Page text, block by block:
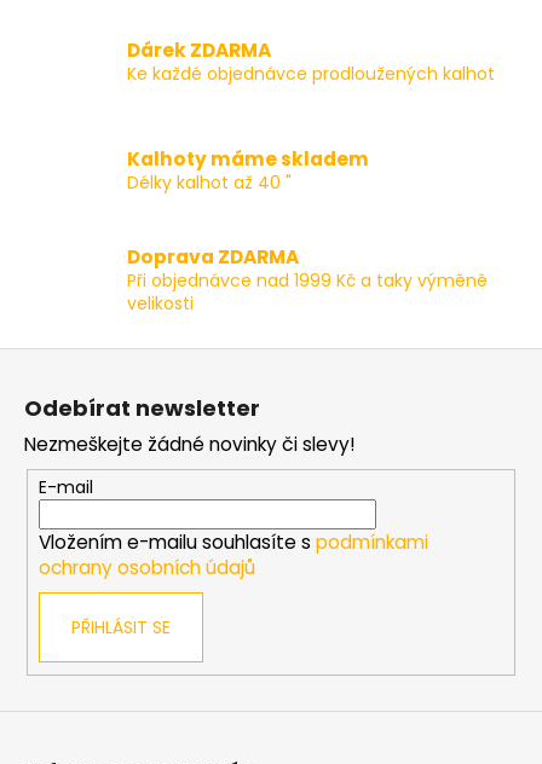
á
d
í
p
v
k
ý
s
u
Dárek ZDARMA
Ke každé objednávce prodloužených kalhot
Kalhoty máme skladem
Délky kalhot až 40 "
Doprava ZDARMA
Při objednávce nad 1999 Kč a taky výměně
velikosti
Z
Odebírat newsletter
Nezmeškejte žádné novinky či slevy!
E-mail
Vložením e-mailu souhlasíte s podmínkami
ochrany osobních údajů
PŘIHLÁSIT SE